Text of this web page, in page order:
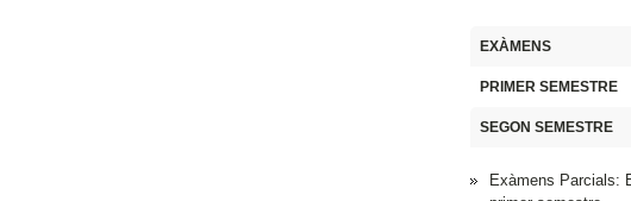
EXÀMENS
PRIMER SEMESTRE
SEGON SEMESTRE
Exàmens Parcials: